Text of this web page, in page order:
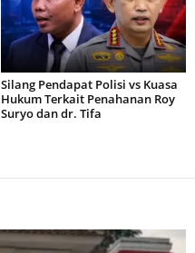
Silang Pendapat Polisi vs Kuasa
Hukum Terkait Penahanan Roy
Suryo dan dr. Tifa